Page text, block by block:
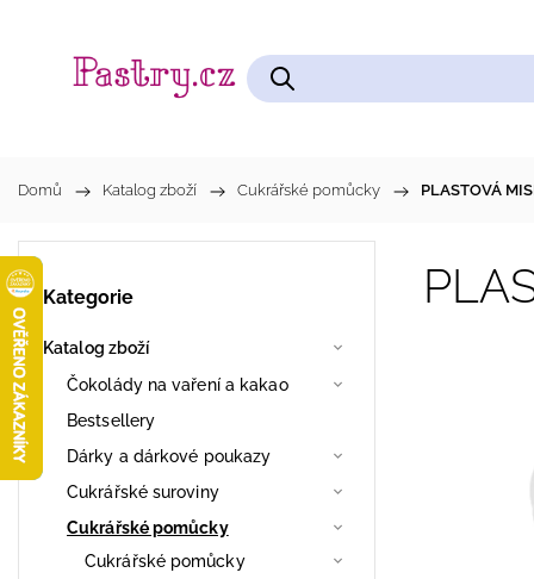
Domů / Katalog zboží / Cukrářské pomůcky / PLASTOVÁ
Kategorie
Katalog zboží
Čokolády na vaření a kakao
Bestsellery
Dárky a dárkové poukazy
Cukrářské suroviny
Cukrářské pomůcky
Cukrářské pomůcky